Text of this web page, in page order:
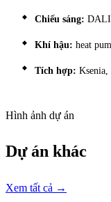
Chiếu sáng: DALI
Khí hậu: heat
Tích hợp: Ksenia,
Hình ảnh dự án
Dự án khác
Xem tất cả →